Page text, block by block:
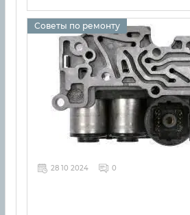
Советы по ремонту
28 10 2024 0